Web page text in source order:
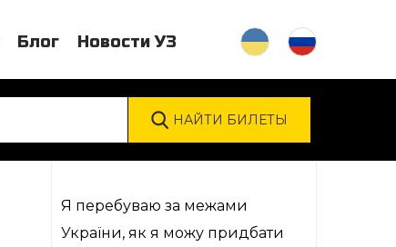
Блог Новости УЗ
Я перебуваю за межами
України, як я можу придбати